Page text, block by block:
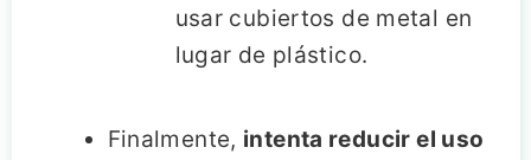
usar cubiertos de metal en
lugar de plástico.
Finalmente, intenta reducir el uso